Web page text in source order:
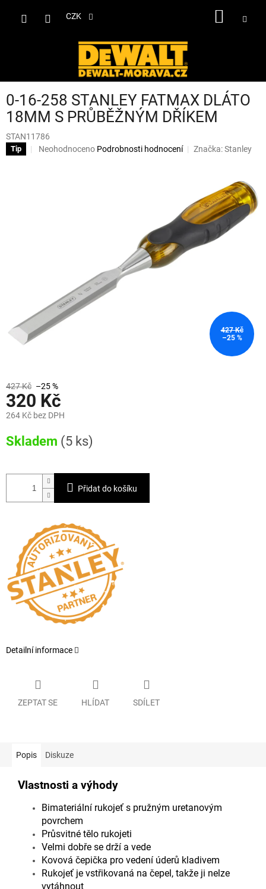
CZK
0-16-258 STANLEY FATMAX DLÁTO
18MM S PRŮBĚŽNÝM DŘÍKEM
STAN11786
Tip
Průměrné
Neohodnoceno Podrobnosti hodnocení Značka:Stanley
427 Kč
–25 %
427 Kč –25 %
320 Kč
264 Kč bez DPH
cena:
Skladem (5 ks)
Přidat do košíku
Detailní informace
ZEPTAT SE HLÍDAT SDÍLET
Popis Diskuze
Vlastnosti a výhody
Bimateriální rukojeť s pružným uretanovým
povrchem
Průsvitné tělo rukojeti
Velmi dobře se drží a vede
Kovová čepička pro vedení úderů kladivem
Rukojeť je vstřikovaná na čepel, takže ji nelze
vytáhnout